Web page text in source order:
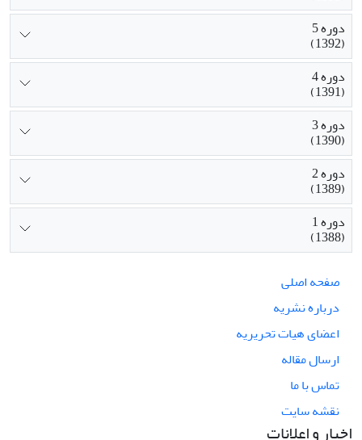
دوره 5
(1392)
دوره 4
(1391)
دوره 3
(1390)
دوره 2
(1389)
دوره 1
(1388)
صفحه اصلی
درباره نشریه
اعضای هیات تحریریه
ارسال مقاله
تماس با ما
نقشه سایت
اخبار و اعلانات